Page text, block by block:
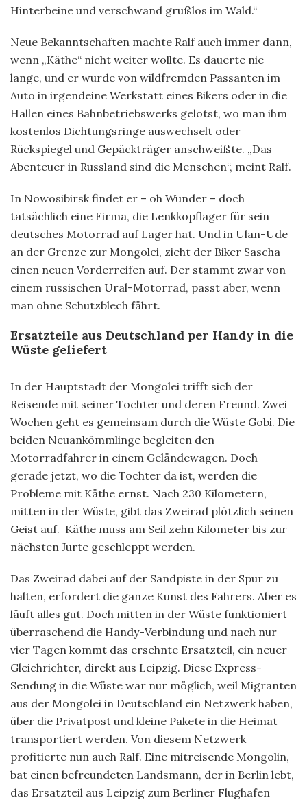
Hinterbeine und verschwand grußlos im Wald.“
Neue Bekanntschaften machte Ralf auch immer dann,
wenn „Käthe“ nicht weiter wollte. Es dauerte nie
lange, und er wurde von wildfremden Passanten im
Auto in irgendeine Werkstatt eines Bikers oder in die
Hallen eines Bahnbetriebswerks gelotst, wo man ihm
kostenlos Dichtungsringe auswechselt oder
Rückspiegel und Gepäckträger anschweißte. „Das
Abenteuer in Russland sind die Menschen“, meint Ralf.
In Nowosibirsk findet er – oh Wunder – doch
tatsächlich eine Firma, die Lenkkopflager für sein
deutsches Motorrad auf Lager hat. Und in Ulan-Ude
an der Grenze zur Mongolei, zieht der Biker Sascha
einen neuen Vorderreifen auf. Der stammt zwar von
einem russischen Ural-Motorrad, passt aber, wenn
man ohne Schutzblech fährt.
Ersatzteile aus Deutschland per Handy in die
Wüste geliefert
In der Hauptstadt der Mongolei trifft sich der
Reisende mit seiner Tochter und deren Freund. Zwei
Wochen geht es gemeinsam durch die Wüste Gobi. Die
beiden Neuankömmlinge begleiten den
Motorradfahrer in einem Geländewagen. Doch
gerade jetzt, wo die Tochter da ist, werden die
Probleme mit Käthe ernst. Nach 230 Kilometern,
mitten in der Wüste, gibt das Zweirad plötzlich seinen
Geist auf. Käthe muss am Seil zehn Kilometer bis zur
nächsten Jurte geschleppt werden.
Das Zweirad dabei auf der Sandpiste in der Spur zu
halten, erfordert die ganze Kunst des Fahrers. Aber es
läuft alles gut. Doch mitten in der Wüste funktioniert
überraschend die Handy-Verbindung und nach nur
vier Tagen kommt das ersehnte Ersatzteil, ein neuer
Gleichrichter, direkt aus Leipzig. Diese Express-
Sendung in die Wüste war nur möglich, weil Migranten
aus der Mongolei in Deutschland ein Netzwerk haben,
über die Privatpost und kleine Pakete in die Heimat
transportiert werden. Von diesem Netzwerk
profitierte nun auch Ralf. Eine mitreisende Mongolin,
bat einen befreundeten Landsmann, der in Berlin lebt,
das Ersatzteil aus Leipzig zum Berliner Flughafen